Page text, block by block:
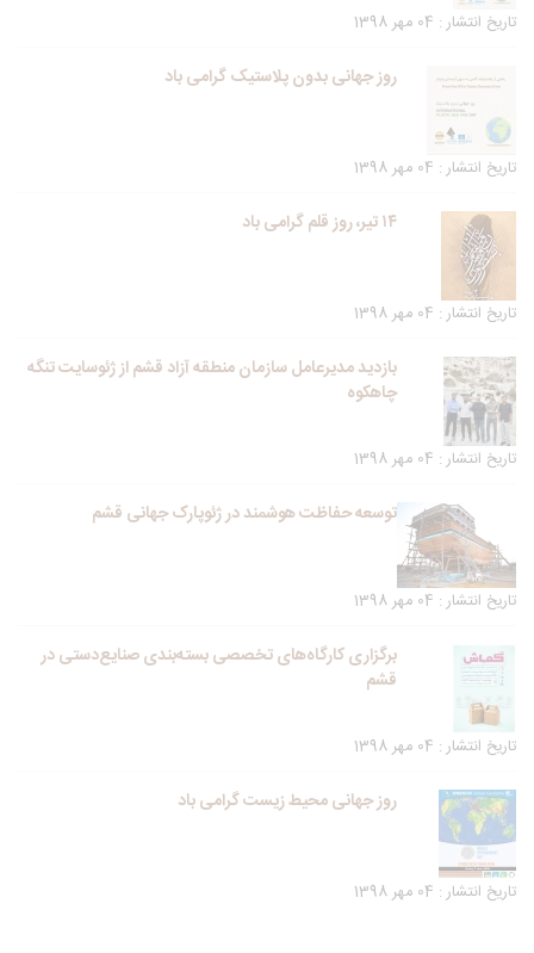
تاریخ انتشار : 04 مهر 1398
روز جهانی بدون پلاستیک گرامی باد
تاریخ انتشار : 04 مهر 1398
۱۴ تیر، روز قلم گرامی باد
تاریخ انتشار : 04 مهر 1398
بازدید مدیرعامل سازمان منطقه آزاد قشم از ژئوسایت تنگه
چاهکوه
تاریخ انتشار : 04 مهر 1398
توسعه حفاظت هوشمند در ژئوپارک جهانی قشم
تاریخ انتشار : 04 مهر 1398
برگزاری کارگاه‌های تخصصی بسته‌بندی صنایع‌دستی در
قشم
تاریخ انتشار : 04 مهر 1398
روز جهانی محیط زیست گرامی باد
تاریخ انتشار : 04 مهر 1398